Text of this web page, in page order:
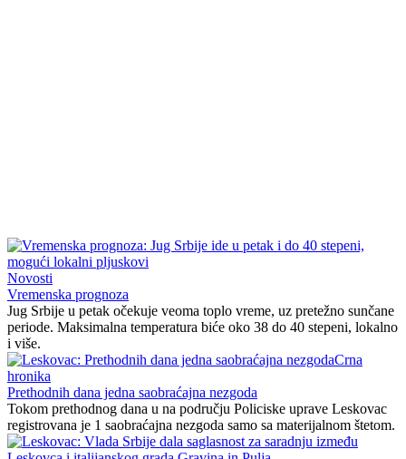
Novosti
Vremenska prognoza
Jug Srbije u petak očekuje veoma toplo vreme, uz pretežno sunčane
periode. Maksimalna temperatura biće oko 38 do 40 stepeni, lokalno
i više.
Crna
hronika
Prethodnih dana jedna saobraćajna nezgoda
Tokom prethodnog dana u na području Policiske uprave Leskovac
registrovana je 1 saobraćajna nezgoda samo sa materijalnom štetom.